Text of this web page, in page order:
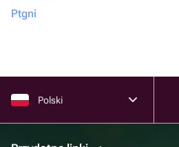
Ptgni
Polski